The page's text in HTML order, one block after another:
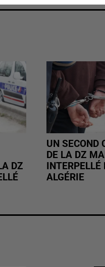
DZ
UN SECOND
DE LA DZ
INTERPELLÉ
ALGÉRIE